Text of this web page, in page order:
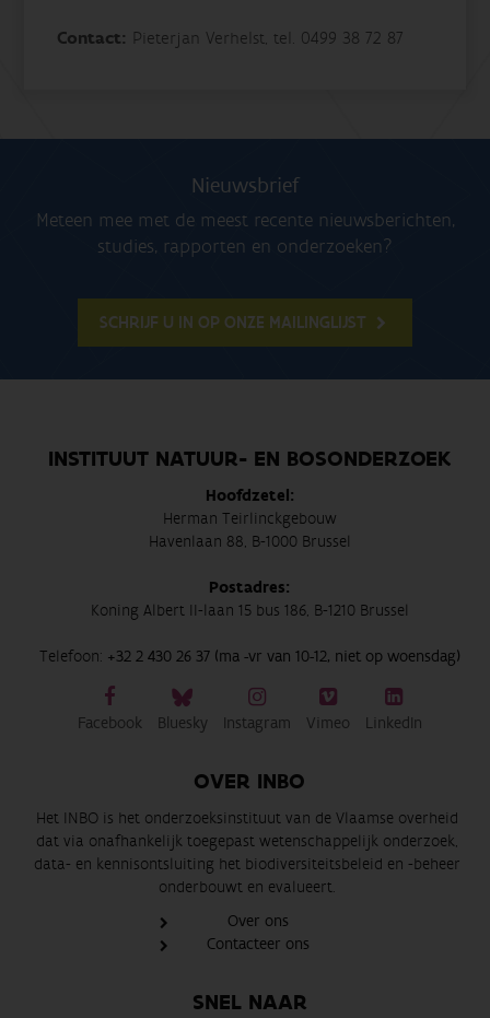
Contact: Pieterjan Verhelst, tel. 0499 38 72 87
Nieuwsbrief
Meteen mee met de meest recente nieuwsberichten,
studies, rapporten en onderzoeken?
SCHRIJF U IN OP ONZE MAILINGLIJST
INSTITUUT NATUUR- EN BOSONDERZOEK
Hoofdzetel:
Herman Teirlinckgebouw
Havenlaan 88, B-1000 Brussel
Postadres:
Koning Albert II-laan 15 bus 186, B-1210 Brussel
Telefoon: +32 2 430 26 37 (ma -vr van 10-12, niet op woensdag)
Facebook Bluesky Instagram Vimeo LinkedIn
OVER INBO
Het INBO is het onderzoeksinstituut van de Vlaamse overheid
dat via onafhankelijk toegepast wetenschappelijk onderzoek,
data- en kennisontsluiting het biodiversiteitsbeleid en -beheer
onderbouwt en evalueert.
Over ons
Contacteer ons
SNEL NAAR